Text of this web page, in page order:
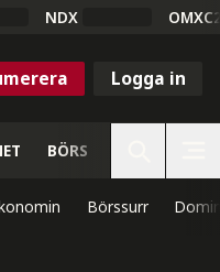
NDX
Logga in
BÖRS
Börssurr